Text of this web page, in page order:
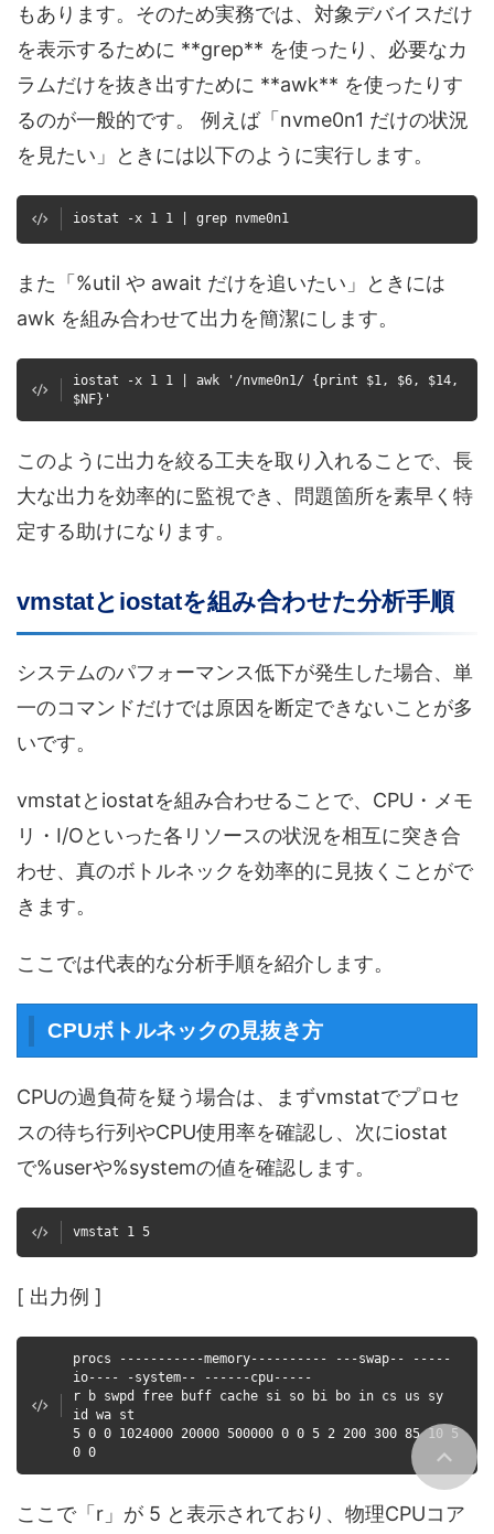
もあります。そのため実務では、対象デバイスだけ
を表示するために **grep** を使ったり、必要なカ
ラムだけを抜き出すために **awk** を使ったりす
るのが一般的です。 例えば「nvme0n1 だけの状況
を見たい」ときには以下のように実行します。
iostat -x 1 1 | grep nvme0n1
また「%util や await だけを追いたい」ときには
awk を組み合わせて出力を簡潔にします。
iostat -x 1 1 | awk '/nvme0n1/ {print $1, $6, $14,
$NF}'
このように出力を絞る工夫を取り入れることで、長
大な出力を効率的に監視でき、問題箇所を素早く特
定する助けになります。
vmstatとiostatを組み合わせた分析手順
システムのパフォーマンス低下が発生した場合、単
一のコマンドだけでは原因を断定できないことが多
いです。
vmstatとiostatを組み合わせることで、CPU・メモ
リ・I/Oといった各リソースの状況を相互に突き合
わせ、真のボトルネックを効率的に見抜くことがで
きます。
ここでは代表的な分析手順を紹介します。
CPUボトルネックの見抜き方
CPUの過負荷を疑う場合は、まずvmstatでプロセ
スの待ち行列やCPU使用率を確認し、次にiostat
で%userや%systemの値を確認します。
vmstat 1 5
[ 出力例 ]
procs -----------memory---------- ---swap-- -----
io---- -system-- ------cpu-----
r b swpd free buff cache si so bi bo in cs us sy
id wa st
5 0 0 1024000 20000 500000 0 0 5 2 200 300 85 10 5
0 0
ここで「r」が 5 と表示されており、物理CPUコア